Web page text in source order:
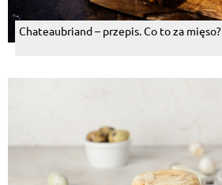
Chateaubriand – przepis. Co to za mięso?